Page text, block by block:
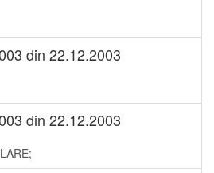
din 22.12.2003
din 22.12.2003